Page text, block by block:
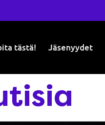
tästä! Jäsenyydet